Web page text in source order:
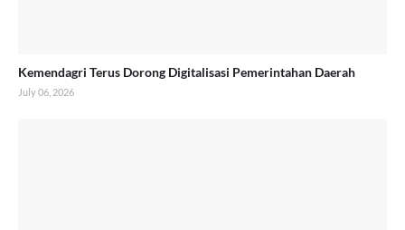
Kemendagri Terus Dorong Digitalisasi Pemerintahan Daerah
July 06, 2026